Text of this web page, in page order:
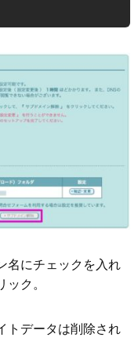
名にチェックを入れ
ク。
トデータは削除され